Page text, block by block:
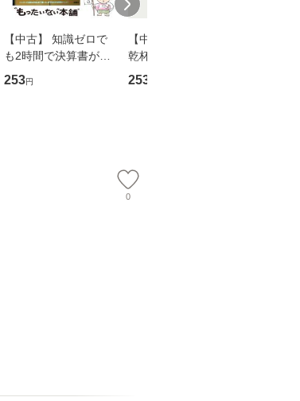
【中古】 知識ゼロで
も2時間で決算書が読
めるようになる！ 会
計超入門！ / 佐伯 良
253円
【中古】 ウインクで
乾杯 (ノン・ポシェッ
ト) / 東野圭吾 / 祥伝
253
0